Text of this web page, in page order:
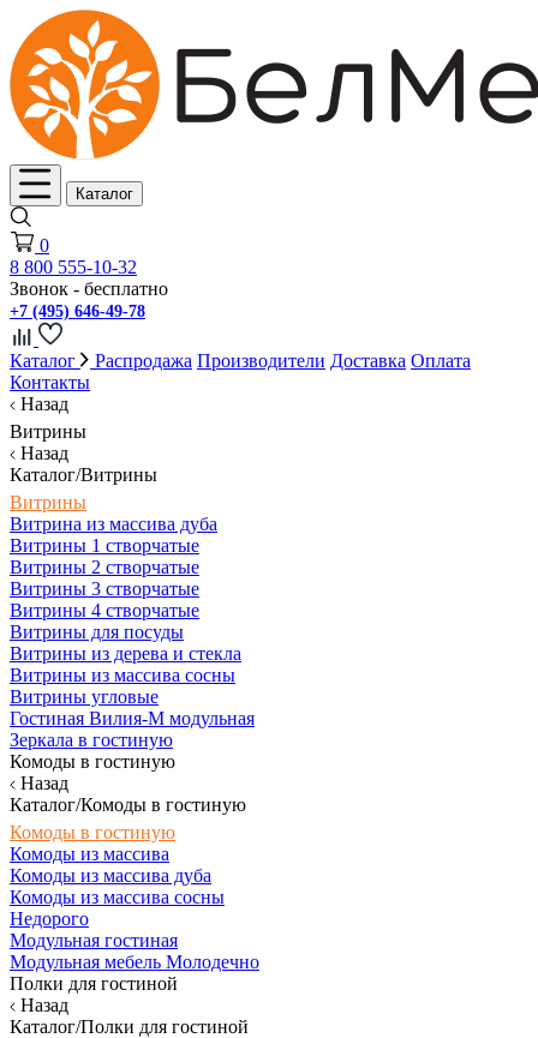
Каталог
0
8 800 555-10-32
Звонок - бесплатно
+7 (495) 646-49-78
Каталог Распродажа Производители Доставка Оплата
Контакты
Назад
Витрины
Назад
Каталог/Витрины
Витрины
Витрина из массива дуба
Витрины 1 створчатые
Витрины 2 створчатые
Витрины 3 створчатые
Витрины 4 створчатые
Витрины для посуды
Витрины из дерева и стекла
Витрины из массива сосны
Витрины угловые
Гостиная Вилия-М модульная
Зеркала в гостиную
Комоды в гостиную
Назад
Каталог/Комоды в гостиную
Комоды в гостиную
Комоды из массива
Комоды из массива дуба
Комоды из массива сосны
Недорого
Модульная гостиная
Модульная мебель Молодечно
Полки для гостиной
Назад
Каталог/Полки для гостиной